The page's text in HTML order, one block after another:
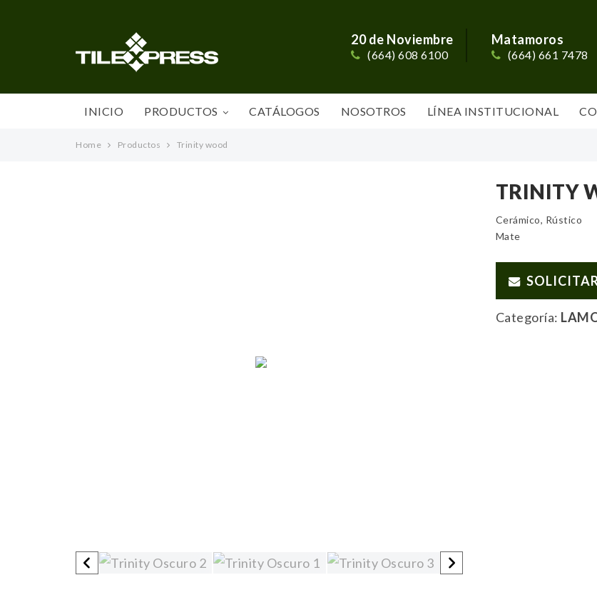
20 de Noviembre
(664) 608 6100
Matamoros
(664) 661 7478
INICIO PRODUCTOS CATÁLOGOS NOSOTROS LÍNEA INSTITUCIONAL
Home Productos Trinity wood
TRINITY
Cerámico, Rústico
Mate
Categoría: